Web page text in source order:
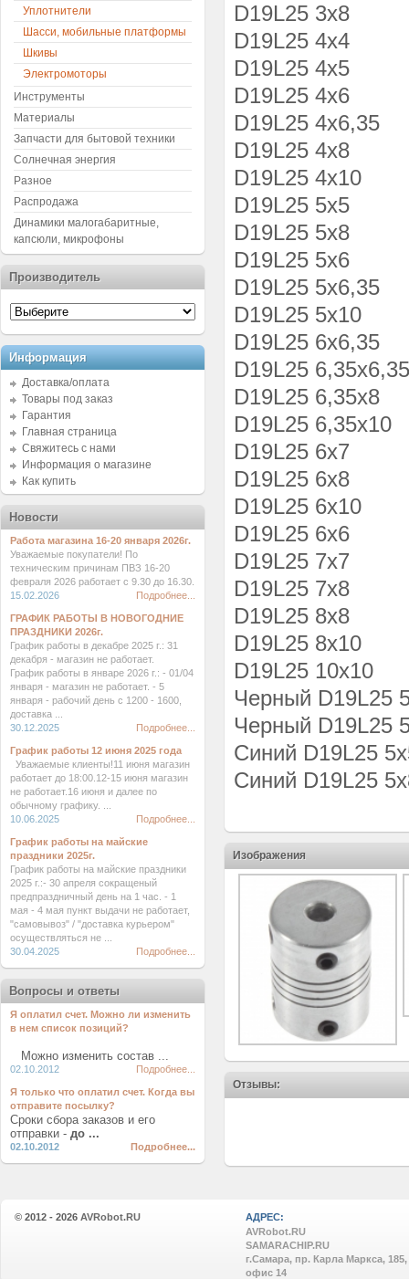
D19L25 3x8
D19L25 4x4
D19L25 4x5
D19L25 4x6
D19L25 4x6,35
D19L25 4x8
D19L25 4x10
D19L25 5x5
D19L25 5x8
D19L25 5x6
D19L25 5x6,35
D19L25 5x10
D19L25 6x6,35
D19L25 6,35x6,35
D19L25 6,35x8
D19L25 6,35x10
D19L25 6x7
D19L25 6x8
D19L25 6x10
D19L25 6x6
D19L25 7x7
D19L25 7x8
D19L25 8x8
D19L25 8x10
D19L25 10x10
Черный D19L25
Черный D19L25
Синий D19L25
Синий D19L25
Изображения
Отзывы:
Уплотнители
Шасси, мобильные платформы
Шкивы
Электромоторы
Инструменты
Материалы
Запчасти для бытовой техники
Солнечная энергия
Разное
Распродажа
Динамики малогабаритные,
капсюли, микрофоны
Производитель
Информация
Доставка/оплата
Товары под заказ
Гарантия
Главная страница
Свяжитесь с нами
Информация о магазине
Как купить
Новости
Работа магазина 16-20 января 2026г.
Уважаемые покупатели! По
техническим причинам ПВЗ 16-20
февраля 2026 работает с 9.30 до 16.30.
15.02.2026
Подробнее...
ГРАФИК РАБОТЫ В НОВОГОДНИЕ
ПРАЗДНИКИ 2026г.
График работы в декабре 2025 г.: 31
декабря - магазин не работает.
График работы в январе 2026 г.: - 01/04
января - магазин не работает. - 5
января - рабочий день с 1200 - 1600,
доставка ...
30.12.2025
Подробнее...
График работы 12 июня 2025 года
Уважаемые клиенты!11 июня магазин
работает до 18:00.12-15 июня магазин
не работает.16 июня и далее по
обычному графику. ...
10.06.2025
Подробнее...
График работы на майские
праздники 2025г.
График работы на майские праздники
2025 г.:- 30 апреля сокращеный
предпраздничный день на 1 час. - 1
мая - 4 мая пункт выдачи не работает,
"самовывоз" / "доставка курьером"
осуществляться не ...
30.04.2025
Подробнее...
Вопросы и ответы
Я оплатил счет. Можно ли изменить
в нем список позиций?
Можно изменить состав ...
02.10.2012 Подробнее...
Я только что оплатил счет. Когда вы
отправите посылку?
Сроки сбора заказов и его
отправки - до ...
02.10.2012 Подробнее...
© 2012 - 2026 AVRobot.RU
АДРЕС:
AVRobot.RU
SAMARACHIP.RU
г.Самара, пр. Карла Маркса, 185,
офис 14